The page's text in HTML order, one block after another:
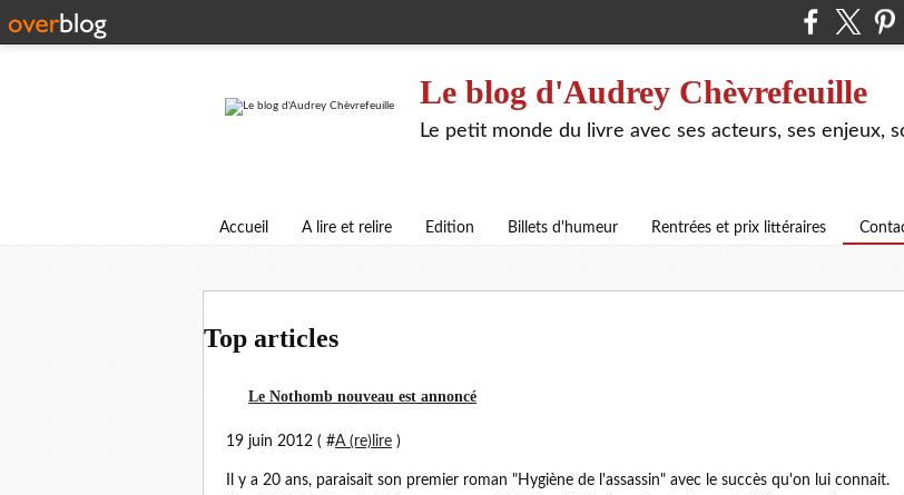
Le blog d'Audrey Chèvrefeuille
Le petit monde du livre avec ses acteurs, ses enjeux,
Accueil A lire et relire Edition Billets d'humeur Rentrées et prix littéraires
Top articles
Le Nothomb nouveau est annoncé
19 juin 2012 ( #A (re)lire )
Il y a 20 ans, paraisait son premier roman "Hygiène de l'assassin" avec le succès qu'on lui connait.